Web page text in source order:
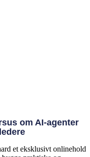
om AI‑agenter
et eksklusivt onlinehold